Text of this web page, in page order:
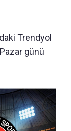
Trendyol
günü